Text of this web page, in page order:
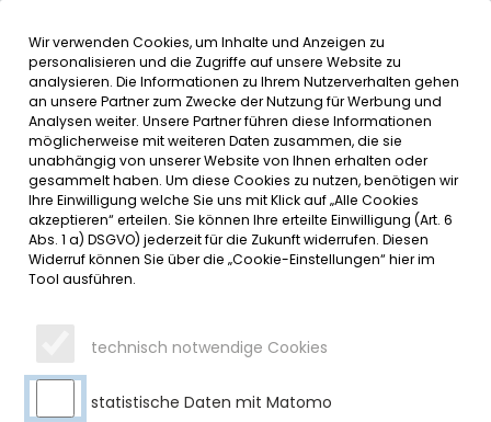
Inhalt der Seite anspringen
Informationen undMENÜ
SERVICE
SACHSTAND UNTERKUNFT FÜR
GEFLÜCHTETE
Dienstag, 06.02.2024
die in unserem Ort geplante Unterkunft für Geflüchtete
sorgt bei einigen von Ihnen für große Besorgnis. Wir nehmen
diese Sorgen sehr ernst. Aus diesem Grund möchten wir uns
auf diesem Weg an Sie wenden, um die Hintergründe für
Wir verwenden Cookies, um Inhalte und Anzeigen zu
personalisieren und die Zugriffe auf unsere Website zu
analysieren. Die Informationen zu Ihrem Nutzerverhalten gehen
an unsere Partner zum Zwecke der Nutzung für Werbung und
Analysen weiter. Unsere Partner führen diese Informationen
möglicherweise mit weiteren Daten zusammen, die sie
unabhängig von unserer Website von Ihnen erhalten oder
gesammelt haben. Um diese Cookies zu nutzen, benötigen wir
Ihre Einwilligung welche Sie uns mit Klick auf „Alle Cookies
akzeptieren“ erteilen. Sie können Ihre erteilte Einwilligung (Art. 6
Abs. 1 a) DSGVO) jederzeit für die Zukunft widerrufen. Diesen
Widerruf können Sie über die „Cookie-Einstellungen“ hier im
Tool ausführen.
technisch notwendige Cookies
statistische Daten mit Matomo